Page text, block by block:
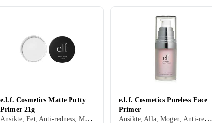
e.l.f. Cosmetics Matte Putty
Primer 21g
Ansikte, Fet, Anti-redness, Matt, Porminimering, Kräm
e.l.f. Cosmetics Poreless Face
Primer
Ansikte, Alla, Mogen, Anti-redness, Mjukgörande, Återfuktande, Lyster, Motverkar åldrande, Matt, Porminimering, Kräm